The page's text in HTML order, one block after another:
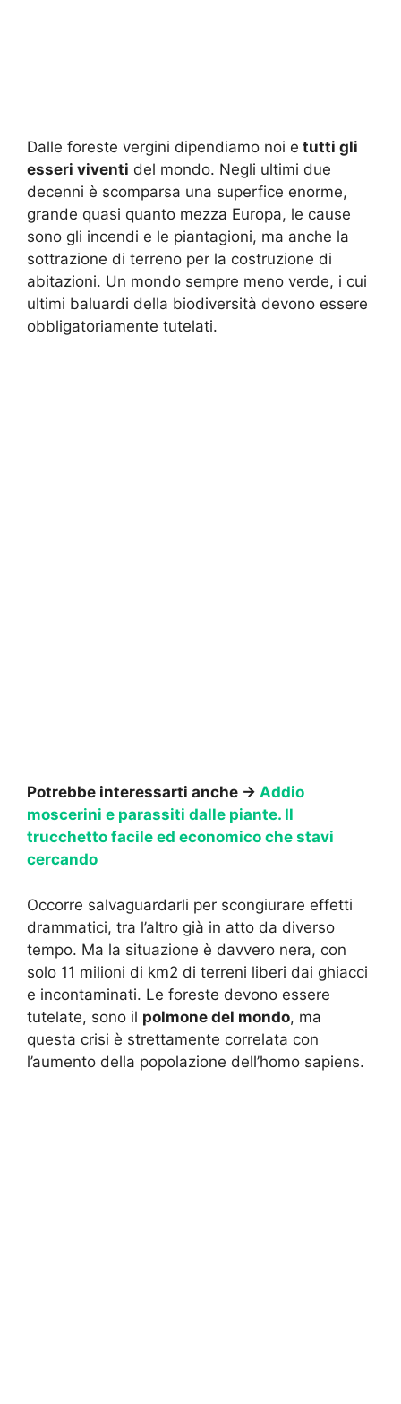
Dalle foreste vergini dipendiamo noi e tutti gli
esseri viventi del mondo. Negli ultimi due
decenni è scomparsa una superfice enorme,
grande quasi quanto mezza Europa, le cause
sono gli incendi e le piantagioni, ma anche la
sottrazione di terreno per la costruzione di
abitazioni. Un mondo sempre meno verde, i cui
ultimi baluardi della biodiversità devono essere
obbligatoriamente tutelati.
Potrebbe interessarti anche → Addio
moscerini e parassiti dalle piante. Il
trucchetto facile ed economico che stavi
cercando
Occorre salvaguardarli per scongiurare effetti
drammatici, tra l’altro già in atto da diverso
tempo. Ma la situazione è davvero nera, con
solo 11 milioni di km2 di terreni liberi dai ghiacci
e incontaminati. Le foreste devono essere
tutelate, sono il polmone del mondo, ma
questa crisi è strettamente correlata con
l’aumento della popolazione dell’homo sapiens.